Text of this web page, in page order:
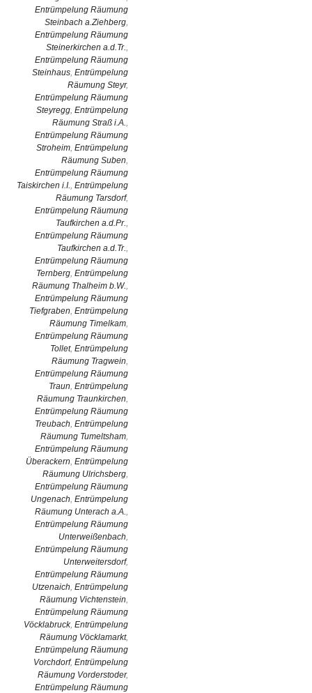
Entrümpelung Räumung
Steinbach a.Ziehberg,
Entrümpelung Räumung
Steinerkirchen a.d.Tr.,
Entrümpelung Räumung
Steinhaus, Entrümpelung
Räumung Steyr,
Entrümpelung Räumung
Steyregg, Entrümpelung
Räumung Straß i.A.,
Entrümpelung Räumung
Stroheim, Entrümpelung
Räumung Suben,
Entrümpelung Räumung
Taiskirchen i.I., Entrümpelung
Räumung Tarsdorf,
Entrümpelung Räumung
Taufkirchen a.d.Pr.,
Entrümpelung Räumung
Taufkirchen a.d.Tr.,
Entrümpelung Räumung
Ternberg, Entrümpelung
Räumung Thalheim b.W.,
Entrümpelung Räumung
Tiefgraben, Entrümpelung
Räumung Timelkam,
Entrümpelung Räumung
Tollet, Entrümpelung
Räumung Tragwein,
Entrümpelung Räumung
Traun, Entrümpelung
Räumung Traunkirchen,
Entrümpelung Räumung
Treubach, Entrümpelung
Räumung Tumeltsham,
Entrümpelung Räumung
Überackern, Entrümpelung
Räumung Ulrichsberg,
Entrümpelung Räumung
Ungenach, Entrümpelung
Räumung Unterach a.A.,
Entrümpelung Räumung
Unterweißenbach,
Entrümpelung Räumung
Unterweitersdorf,
Entrümpelung Räumung
Utzenaich, Entrümpelung
Räumung Vichtenstein,
Entrümpelung Räumung
Vöcklabruck, Entrümpelung
Räumung Vöcklamarkt,
Entrümpelung Räumung
Vorchdorf, Entrümpelung
Räumung Vorderstoder,
Entrümpelung Räumung